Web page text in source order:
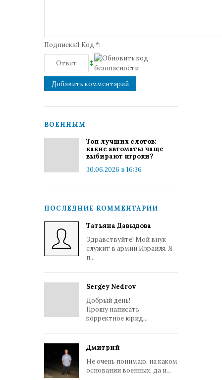
Подписка:1 Код *:
ВОЕННЫМ
Топ лучших слотов:
какие автоматы чаще
выбирают игроки?
30.06.2026 в 16:36
ПОСЛЕДНИЕ КОММЕНТАРИИ
Татьяна Давыдова
Здравствуйте! Мой внук
служит в армии Израиля. Я
п...
Sergey Nedrov
Добрый день!
Прошу написать
корректное юрид...
Дмитрий
Не очень понимаю, на каком
основании военных, да и...